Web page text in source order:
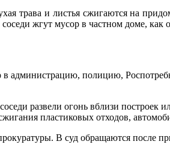
трава и листья сжигаются на
жгут мусор в частном доме, как
в администрацию, полицию,
развели огонь вблизи построек
пластиковых отходов,
В суд обращаются после